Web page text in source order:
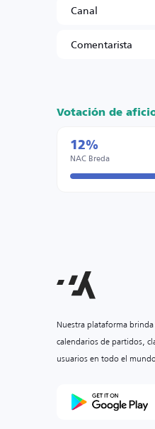
Canal
Comentarista
Votación de
12%
NAC Breda
Nuestra plataforma
calendarios de partidos,
usuarios en todo el